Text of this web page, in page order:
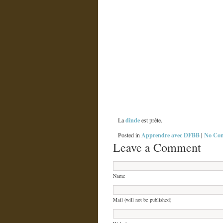
Ladindeest prête.
Posted inApprendre avec DFBB| No
Leave a Comment
Name
Mail (will not be published)